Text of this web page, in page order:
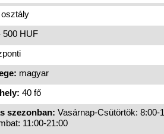
osztály
500 HUF
magyar
40 fő
szezonban: Vasárnap-Csütörtök: 8:00-
11:00-21:00